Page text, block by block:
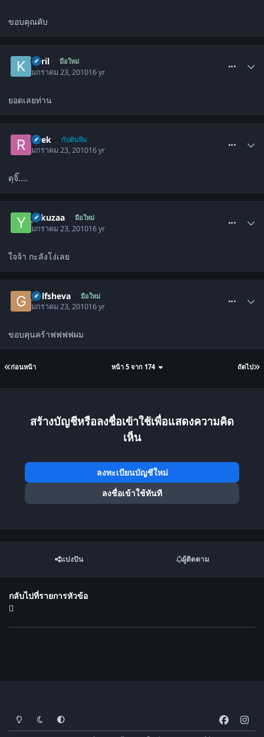
ขอบคุณคับ
kvril มือใหม่
มกราคม 23, 201016 yr
ยอดเลยท่าน
R'lek กัปตันทีม
มกราคม 23, 201016 yr
ดุจิ๊....
yakuzaa มือใหม่
มกราคม 23, 201016 yr
ใจจ้า กะลังโง่เลย
golfsheva มือใหม่
มกราคม 23, 201016 yr
ขอบคุนคร้าฟฟฟฟผม
ก่อนหน้า ถัดไป
หน้า 5 จาก 174
สร้างบัญชีหรือลงชื่อเข้าใช้เพื่อแสดงความคิด
เห็น
ลงทะเบียนบัญชีใหม่
ลงชื่อเข้าใช้ทันที
แบ่งปัน ผู้ติดตาม
กลับไปที่รายการหัวข้อ
โหมดสว่างโหมดมืด การตั้งค่าระบบ
a
n